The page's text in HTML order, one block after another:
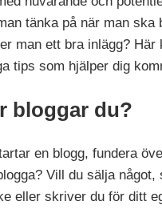
tänka på när man ska
man ett bra inlägg? Här
tips som hjälper dig
bloggar du?
en blogg, fundera
Vill du sälja något,
eller skriver du för ditt